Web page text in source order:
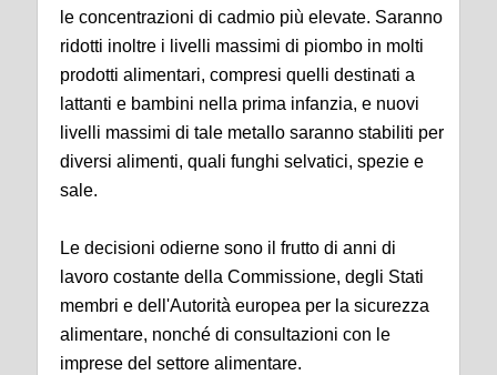
le concentrazioni di cadmio più elevate. Saranno
ridotti inoltre i livelli massimi di piombo in molti
prodotti alimentari, compresi quelli destinati a
lattanti e bambini nella prima infanzia, e nuovi
livelli massimi di tale metallo saranno stabiliti per
diversi alimenti, quali funghi selvatici, spezie e
sale.
Le decisioni odierne sono il frutto di anni di
lavoro costante della Commissione, degli Stati
membri e dell'Autorità europea per la sicurezza
alimentare, nonché di consultazioni con le
imprese del settore alimentare.